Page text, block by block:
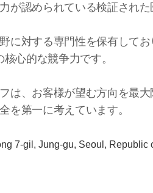
が認められている検証された
に対する専門性を保有して
心的な競争力です。
は、お客様が望む方向を最
を第一に考えています。
7-gil, Jung-gu, Seoul, Republic